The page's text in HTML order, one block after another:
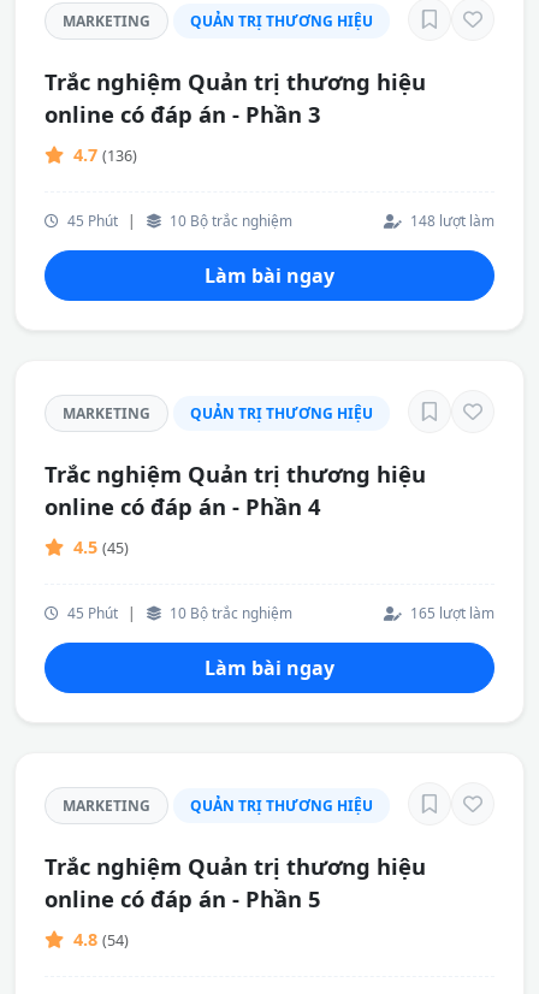
MARKETING QUẢN TRỊ THƯƠNG HIỆU
Trắc nghiệm Quản trị thương hiệu
online có đáp án - Phần 3
4.7 (136)
45 Phút | 10 Bộ trắc nghiệm 148 lượt làm
Làm bài ngay
MARKETING QUẢN TRỊ THƯƠNG HIỆU
Trắc nghiệm Quản trị thương hiệu
online có đáp án - Phần 4
4.5 (45)
45 Phút | 10 Bộ trắc nghiệm 165 lượt làm
Làm bài ngay
MARKETING QUẢN TRỊ THƯƠNG HIỆU
Trắc nghiệm Quản trị thương hiệu
online có đáp án - Phần 5
4.8 (54)